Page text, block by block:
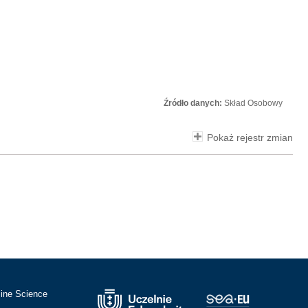
Źródło danych: Skład Osobowy
Pokaż rejestr zmian
Science